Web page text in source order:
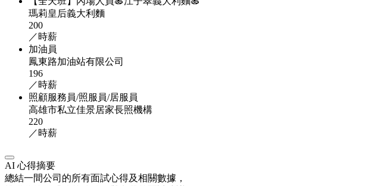
瑪莉皇后義大利麵
200
／時薪
加油員
鳳東路加油站有限公司
196
／時薪
照顧服務員/照服員/居服員
高雄市私立佳景居家長照機構
220
／時薪
AI 心得摘要
總結一間公司的所有面試心得及相關數據，